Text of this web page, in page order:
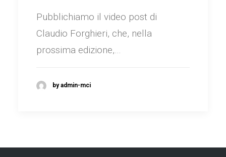
Pubblichiamo il video post di
Claudio Forghieri, che, nella
prossima edizione,…
by admin-mci